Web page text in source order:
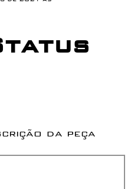
da peça